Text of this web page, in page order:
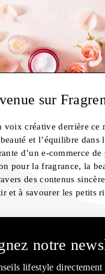
sur
voix créative derrière ce
et l’équilibre dans
d’un e-commerce
pour la fragrance, la
des contenus
et à savourer les petits
notre
lifestyle